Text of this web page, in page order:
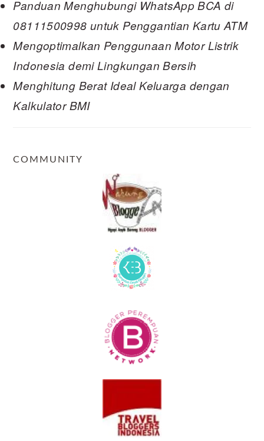
Panduan Menghubungi WhatsApp BCA di
08111500998 untuk Penggantian Kartu ATM
Mengoptimalkan Penggunaan Motor Listrik
Indonesia demi Lingkungan Bersih
Menghitung Berat Ideal Keluarga dengan
Kalkulator BMI
COMMUNITY